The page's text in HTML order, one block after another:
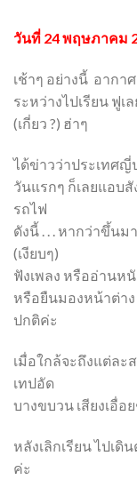
วันที่ 24 พฤษภาคม
เช้าๆ อย่างนี้ อากา
ระหว่างไปเรียน ฟู
(เกี่ยว ?) ฮ่าๆ
ได้ข่าวว่าประเทศญี่
วันแรกๆ ก็เลยแอบสั
รถไฟ
ดังนี้ . . . หากว่าขึ้น
(เงียบๆ)
ฟังเพลง หรืออ่านห
หรือยืนมองหน้าต่า
ปกติค่ะ
เมื่อใกล้จะถึงแต่ละ
เทปอัด
บางขบวน เสียงเอื่อ
หลังเลิกเรียน ไปเ
ค่ะ